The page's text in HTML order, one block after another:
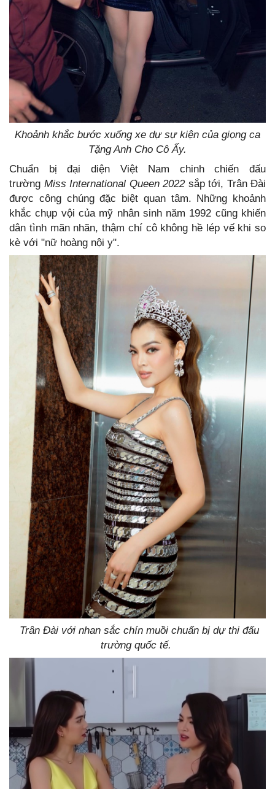
Khoảnh khắc bước xuống xe dự sự kiện của giọng ca
Tặng Anh Cho Cô Ấy.
Chuẩn bị đại diện Việt Nam chinh chiến đấu
trường Miss International Queen 2022sắp tới, Trân Đài
được công chúng đặc biệt quan tâm. Những khoảnh
khắc chụp vội của mỹ nhân sinh năm 1992 cũng khiến
dân tình mãn nhãn, thậm chí cô không hề lép vế khi so
kè với "nữ hoàng nội y".
Trân Đài với nhan sắc chín muồi chuẩn bị dự thi đấu
trường quốc tế.